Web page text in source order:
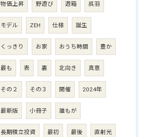
物価上昇 野遊び 遊箱 呉羽
モデル ZEH 仕様 誕生
くっきり お家 おうち時間 豊か
最も 表 裏 北向き 真意
その２ その３ 開催 2024年
最新版 小冊子 誰もが
長期積立投資 最初 最後 直射光